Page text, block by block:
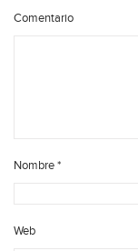
Comentario
Nombre*
Web